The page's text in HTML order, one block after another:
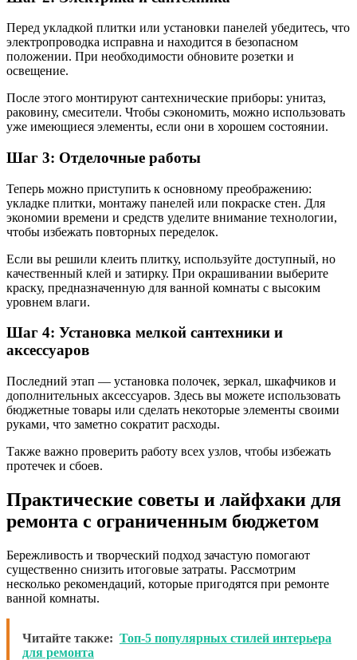
Перед укладкой плитки или установки панелей убедитесь, что
электропроводка исправна и находится в безопасном
положении. При необходимости обновите розетки и
освещение.
После этого монтируют сантехнические приборы: унитаз,
раковину, смесители. Чтобы сэкономить, можно использовать
уже имеющиеся элементы, если они в хорошем состоянии.
Шаг 3: Отделочные работы
Теперь можно приступить к основному преображению:
укладке плитки, монтажу панелей или покраске стен. Для
экономии времени и средств уделите внимание технологии,
чтобы избежать повторных переделок.
Если вы решили клеить плитку, используйте доступный, но
качественный клей и затирку. При окрашивании выберите
краску, предназначенную для ванной комнаты с высоким
уровнем влаги.
Шаг 4: Установка мелкой сантехники и
аксессуаров
Последний этап — установка полочек, зеркал, шкафчиков и
дополнительных аксессуаров. Здесь вы можете использовать
бюджетные товары или сделать некоторые элементы своими
руками, что заметно сократит расходы.
Также важно проверить работу всех узлов, чтобы избежать
протечек и сбоев.
Практические советы и лайфхаки для
ремонта с ограниченным бюджетом
Бережливость и творческий подход зачастую помогают
существенно снизить итоговые затраты. Рассмотрим
несколько рекомендаций, которые пригодятся при ремонте
ванной комнаты.
Читайте также: Топ-5 популярных стилей интерьера
для ремонта